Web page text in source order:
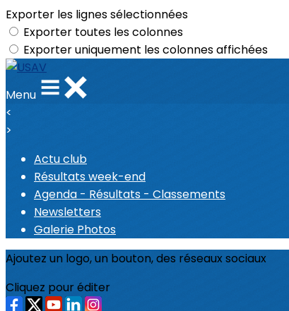
Exporter les lignes sélectionnées
Exporter toutes les colonnes
Exporter uniquement les colonnes affichées
Menu
<
>
Actu club
Résultats week-end
Agenda - Résultats - Classements
Newsletters
Galerie Photos
Ajoutez un logo, un bouton, des réseaux sociaux
Cliquez pour éditer